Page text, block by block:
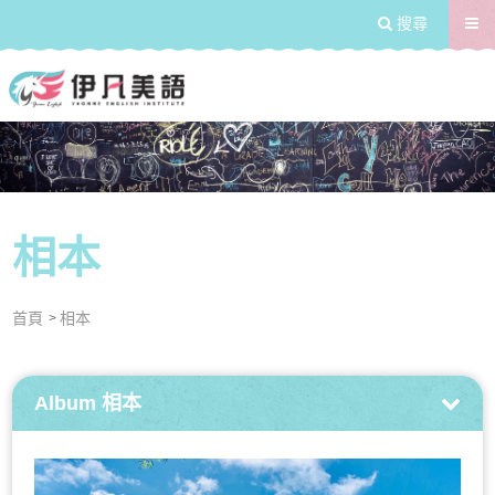
學習浸潤式的生活兒童美語
送出
搜尋
相本
首頁 相本
Album相本